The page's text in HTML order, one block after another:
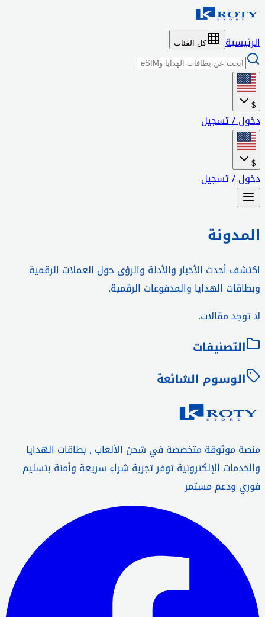
الرئيسية كل الفئات
$
دخول / تسجيل
$
دخول / تسجيل
المدونة
اكتشف أحدث الأخبار والأدلة والرؤى حول العملات الرقمية
وبطاقات الهدايا والمدفوعات الرقمية.
لا توجد مقالات.
التصنيفات
الوسوم الشائعة
منصة موثوقة متخصصة في شحن الألعاب , بطاقات الهدايا
والخدمات الإلكترونية توفر تجربة شراء سريعة وأمنة بتسليم
فوري ودعم مستمر